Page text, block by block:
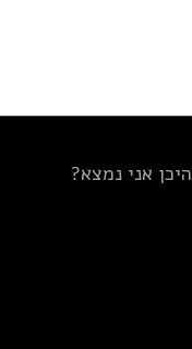
היכן אני נמצא?